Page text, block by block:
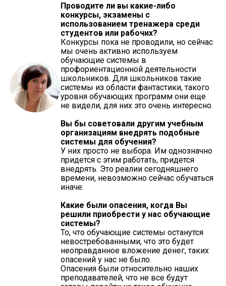
Проводите ли вы какие-либо
конкурсы, экзамены с
использованием тренажера среди
студентов или рабочих?
Конкурсы пока не проводили, но сейчас
мы очень активно используем
обучающие системы в
профориентационной деятельности
школьников. Для школьников такие
системы из области фантастики, такого
уровня обучающих программ они еще
не видели, для них это очень интересно.
Вы бы советовали другим учебным
организациям внедрять подобные
системы для обучения?
У них просто не выбора. Им однозначно
придется с этим работать, придется
внедрять. Это реалии сегодняшнего
времени, невозможно сейчас обучаться
иначе.
Какие были опасения, когда Вы
решили приобрести у нас обучающие
системы?
То, что обучающие системы останутся
невостребованными, что это будет
неоправданное вложение денег, таких
опасений у нас не было.
Опасения были относительно наших
преподавателей, что не все будут